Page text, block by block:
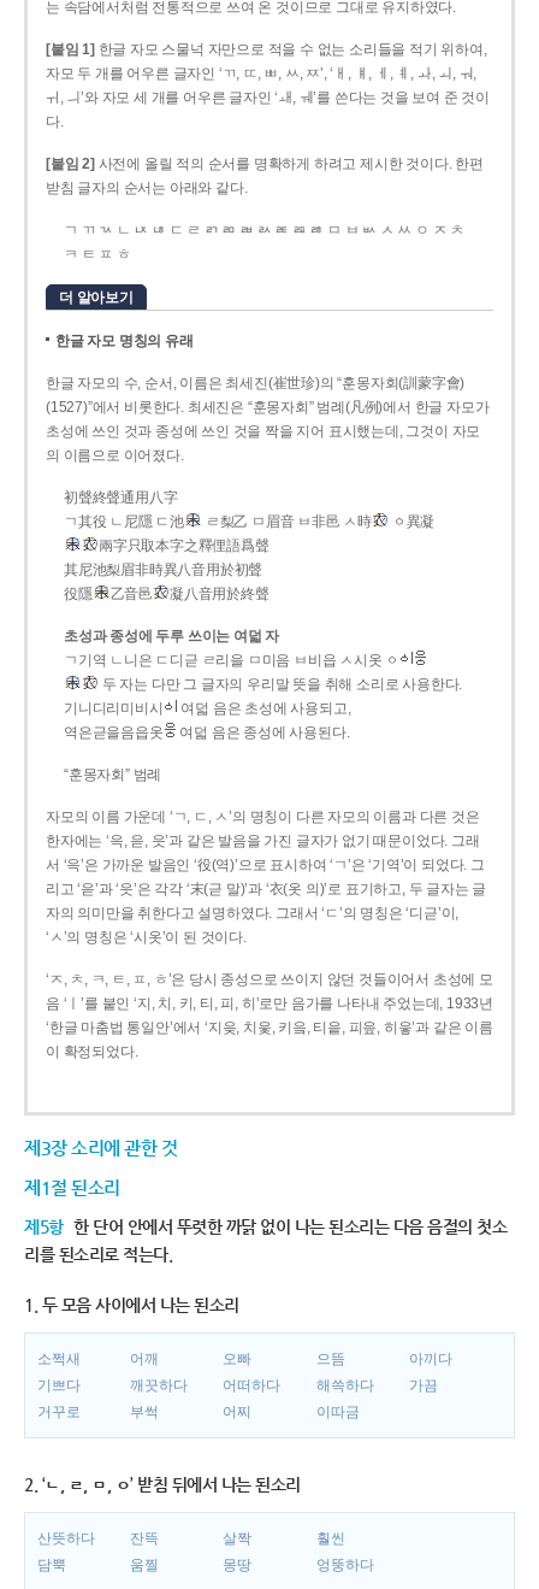
는 속담에서처럼 전통적으로 쓰여 온 것이므로 그대로 유지하였다.
[붙임 1] 한글 자모 스물넉 자만으로 적을 수 없는 소리들을 적기 위하여,
자모 두 개를 어우른 글자인 ‘ㄲ, ㄸ, ㅃ, ㅆ, ㅉ’, ‘ㅐ, ㅒ, ㅔ, ㅖ, ㅘ, ㅚ, ㅝ,
ㅟ, ㅢ’와 자모 세 개를 어우른 글자인 ‘ㅙ, ㅞ’를 쓴다는 것을 보여 준 것이
다.
[붙임 2] 사전에 올릴 적의 순서를 명확하게 하려고 제시한 것이다. 한편
받침 글자의 순서는 아래와 같다.
ㄱ ㄲ ㄳ ㄴ ㄵ ㄶ ㄷ ㄹ ㄺ ㄻ ㄼ ㄽ ㄾ ㄿ ㅀ ㅁ ㅂ ㅄ ㅅ ㅆ ㅇ ㅈ ㅊ
ㅋ ㅌ ㅍ ㅎ
더 알아보기
한글 자모 명칭의 유래
한글 자모의 수, 순서, 이름은 최세진(崔世珍)의 “훈몽자회(訓蒙字會)
(1527)”에서 비롯한다. 최세진은 “훈몽자회” 범례(凡例)에서 한글 자모가
초성에 쓰인 것과 종성에 쓰인 것을 짝을 지어 표시했는데, 그것이 자모
의 이름으로 이어졌다.
初聲終聲通用八字
ㄱ其役 ㄴ尼隱 ㄷ池
ㄹ梨乙 ㅁ眉音 ㅂ非邑 ㅅ時
ㆁ異凝
兩字只取本字之釋俚語爲聲
其尼池梨眉非時異八音用於初聲
役隱
乙音邑 凝八音用於終聲
초성과 종성에 두루 쓰이는 여덟 자
ㄱ기역 ㄴ니은 ㄷ디귿 ㄹ리을 ㅁ미음 ㅂ비읍 ㅅ시옷 ㆁ
두 자는 다만 그 글자의 우리말 뜻을 취해 소리로 사용한다.
기니디리미비시
여덟 음은 초성에 사용되고,
역은귿을음읍옷
여덟 음은 종성에 사용된다.
“훈몽자회” 범례
자모의 이름 가운데 ‘ㄱ, ㄷ, ㅅ’의 명칭이 다른 자모의 이름과 다른 것은
한자에는 ‘윽, 읃, 읏’과 같은 발음을 가진 글자가 없기 때문이었다. 그래
서 ‘윽’은 가까운 발음인 ‘役(역)’으로 표시하여 ‘ㄱ’은 ‘기역’이 되었다. 그
리고 ‘읃’과 ‘읏’은 각각 ‘末(귿 말)’과 ‘衣(옷 의)’로 표기하고, 두 글자는 글
자의 의미만을 취한다고 설명하였다. 그래서 ‘ㄷ’의 명칭은 ‘디귿’이,
‘ㅅ’의 명칭은 ‘시옷’이 된 것이다.
‘ㅈ, ㅊ, ㅋ, ㅌ, ㅍ, ㅎ’은 당시 종성으로 쓰이지 않던 것들이어서 초성에 모
음 ‘ㅣ’를 붙인 ‘지, 치, 키, 티, 피, 히’로만 음가를 나타내 주었는데, 1933년
‘한글 마춤법 통일안’에서 ‘지읒, 치읓, 키읔, 티읕, 피읖, 히읗’과 같은 이름
이 확정되었다.
제3장 소리에 관한 것
제1절 된소리
제5항 한 단어 안에서 뚜렷한 까닭 없이 나는 된소리는 다음 음절의 첫소
리를 된소리로 적는다.
1. 두 모음 사이에서 나는 된소리
소쩍새 어깨 오빠 으뜸
아끼다
기쁘다
깨끗하다 어떠하다 해쓱하다
가끔
거꾸로
부썩 어찌 이따금
2. ‘ㄴ, ㄹ, ㅁ, ㅇ’ 받침 뒤에서 나는 된소리
산뜻하다 잔뜩 살짝
훨씬
담뿍
움찔 몽땅 엉뚱하다